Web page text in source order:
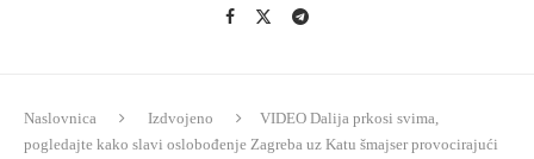
Naslovnica Izdvojeno
VIDEO Dalija prkosi svima,
pogledajte kako slavi oslobođenje Zagreba uz Katu šmajser provocirajući